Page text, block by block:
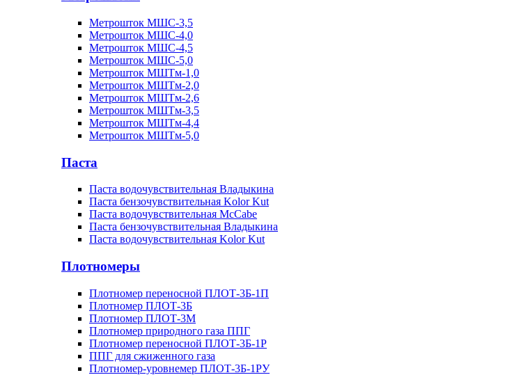
Метрошток МШС-3,5
Метрошток МШС-4,0
Метрошток МШС-4,5
Метрошток МШС-5,0
Метрошток МШТм-1,0
Метрошток МШТм-2,0
Метрошток МШТм-2,6
Метрошток МШТм-3,5
Метрошток МШТм-4,4
Метрошток МШТм-5,0
Паста
Паста водочувствительная Владыкина
Паста бензочувствительная Kolor Kut
Паста водочувствительная McCabe
Паста бензочувствительная Владыкина
Паста водочувствительная Kolor Kut
Плотномеры
Плотномер переносной ПЛОТ-3Б-1П
Плотномер ПЛОТ-3Б
Плотномер ПЛОТ-3М
Плотномер природного газа ППГ
Плотномер переносной ПЛОТ-3Б-1Р
ППГ для сжиженного газа
Плотномер-уровнемер ПЛОТ-3Б-1РУ